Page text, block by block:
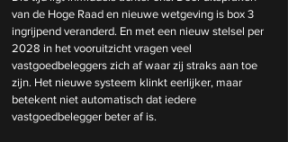
van de Hoge Raad en nieuwe wetgeving is box 3
ingrijpend veranderd. En met een nieuw stelsel per
2028 in het vooruitzicht vragen veel
vastgoedbeleggers zich af waar zij straks aan toe
zijn. Het nieuwe systeem klinkt eerlijker, maar
betekent niet automatisch dat iedere
vastgoedbelegger beter af is.